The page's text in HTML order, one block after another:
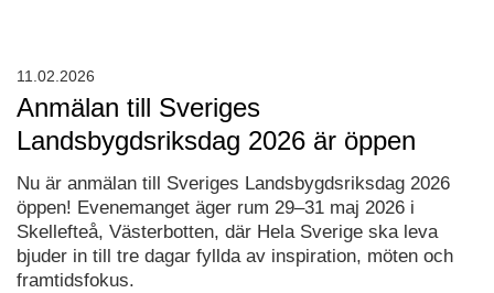
Anmälan till Sveriges
Landsbygdsriksdag 2026 är öppen
Nu är anmälan till Sveriges Landsbygdsriksdag 2026
öppen! Evenemanget äger rum 29–31 maj 2026 i
Skellefteå, Västerbotten, där Hela Sverige ska leva
bjuder in till tre dagar fyllda av inspiration, möten och
framtidsfokus.
11.02.2026